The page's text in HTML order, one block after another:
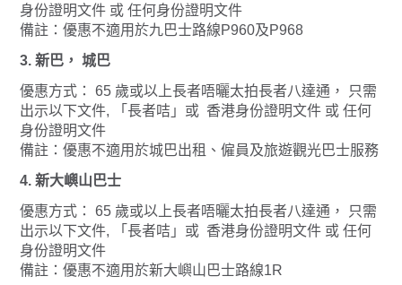
身份證明文件 或 任何身份證明文件
備註：優惠不適用於九巴士路線P960及P968
3. 新巴， 城巴
優惠方式： 65 歲或以上長者唔曬太拍長者八達通， 只需
出示以下文件, 「長者咭」或 香港身份證明文件 或 任何
身份證明文件
備註：優惠不適用於城巴出租、僱員及旅遊觀光巴士服務
4. 新大嶼山巴士
優惠方式： 65 歲或以上長者唔曬太拍長者八達通， 只需
出示以下文件, 「長者咭」或 香港身份證明文件 或 任何
身份證明文件
備註：優惠不適用於新大嶼山巴士路線1R